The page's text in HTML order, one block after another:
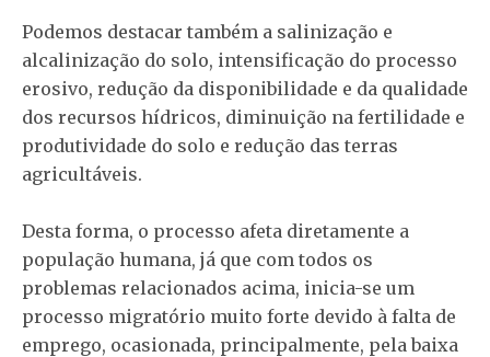
Podemos destacar também a salinização e
alcalinização do solo, intensificação do processo
erosivo, redução da disponibilidade e da qualidade
dos recursos hídricos, diminuição na fertilidade e
produtividade do solo e redução das terras
agricultáveis.
Desta forma, o processo afeta diretamente a
população humana, já que com todos os
problemas relacionados acima, inicia-se um
processo migratório muito forte devido à falta de
emprego, ocasionada, principalmente, pela baixa